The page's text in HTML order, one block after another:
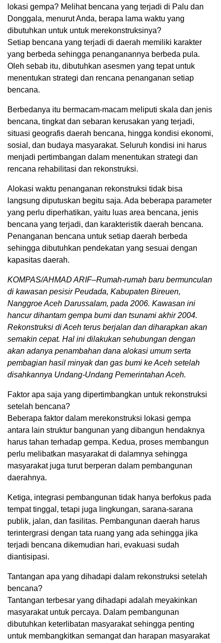
lokasi gempa? Melihat bencana yang terjadi di Palu dan
Donggala, menurut Anda, berapa lama waktu yang
dibutuhkan untuk untuk merekonstruksinya?
Setiap bencana yang terjadi di daerah memiliki karakter
yang berbeda sehingga penanganannya berbeda pula.
Oleh sebab itu, dibutuhkan asesmen yang tepat untuk
menentukan strategi dan rencana penanganan setiap
bencana.
Berbedanya itu bermacam-macam meliputi skala dan jenis
bencana, tingkat dan sebaran kerusakan yang terjadi,
situasi geografis daerah bencana, hingga kondisi ekonomi,
sosial, dan budaya masyarakat. Seluruh kondisi ini harus
menjadi pertimbangan dalam menentukan strategi dan
rencana rehabilitasi dan rekonstruksi.
Alokasi waktu penanganan rekonstruksi tidak bisa
langsung diputuskan begitu saja. Ada beberapa parameter
yang perlu diperhatikan, yaitu luas area bencana, jenis
bencana yang terjadi, dan karakteristik daerah bencana.
Penanganan bencana untuk setiap daerah berbeda
sehingga dibutuhkan pendekatan yang sesuai dengan
kapasitas daerah.
KOMPAS/AHMAD ARIF–Rumah-rumah baru bermunculan
di kawasan pesisir Peudada, Kabupaten Bireuen,
Nanggroe Aceh Darussalam, pada 2006. Kawasan ini
hancur dihantam gempa bumi dan tsunami akhir 2004.
Rekonstruksi di Aceh terus berjalan dan diharapkan akan
semakin cepat. Hal ini dilakukan sehubungan dengan
akan adanya penambahan dana alokasi umum serta
pembagian hasil minyak dan gas bumi ke Aceh setelah
disahkannya Undang-Undang Pemerintahan Aceh.
Faktor apa saja yang dipertimbangkan untuk rekonstruksi
setelah bencana?
Beberapa faktor dalam merekonstruksi lokasi gempa
antara lain struktur bangunan yang dibangun hendaknya
harus tahan terhadap gempa. Kedua, proses membangun
perlu melibatkan masyarakat di dalamnya sehingga
masyarakat juga turut berperan dalam pembangunan
daerahnya.
Ketiga, integrasi pembangunan tidak hanya berfokus pada
tempat tinggal, tetapi juga lingkungan, sarana-sarana
publik, jalan, dan fasilitas. Pembangunan daerah harus
terintergrasi dengan tata ruang yang ada sehingga jika
terjadi bencana dikemudian hari, evakuasi sudah
diantisipasi.
Tantangan apa yang dihadapi dalam rekonstruksi setelah
bencana?
Tantangan terbesar yang dihadapi adalah meyakinkan
masyarakat untuk percaya. Dalam pembangunan
dibutuhkan keterlibatan masyarakat sehingga penting
untuk membangkitkan semangat dan harapan masyarakat